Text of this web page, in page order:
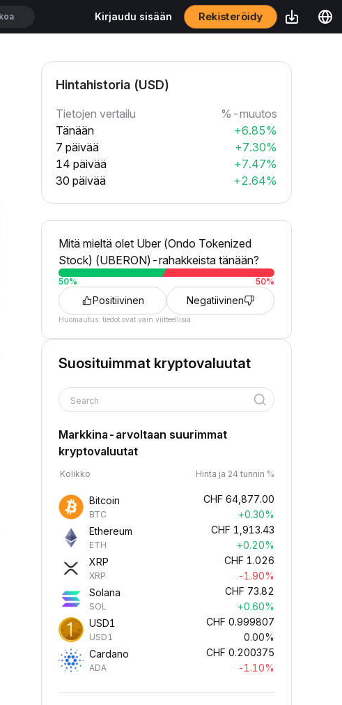
Kirjaudu sisään Rekisteröidy
Hintahistoria (USD)
Tietojen vertailu
%-muutos
Tänään
+6.85%
7 päivää
+7.30%
14 päivää
+7.47%
30 päivää
+2.64%
Mitä mieltä olet Uber (Ondo Tokenized
Stock) (UBERON)-rahakkeista tänään?
50% 50%
Positiivinen Negatiivinen
Huomautus: tiedot ovat vain viitteellisiä.
Suosituimmat kryptovaluutat
Search
Markkina-arvoltaan suurimmat
kryptovaluutat
Kolikko Hinta ja 24 tunnin %
Bitcoin
BTC
CHF 64,877.00
+0.30%
Ethereum
ETH
CHF 1,913.43
+0.20%
XRP
XRP
CHF 1.026
-1.90%
Solana
SOL
CHF 73.82
+0.60%
USD1
USD1
CHF 0.999807
0.00%
Cardano
ADA
CHF 0.200375
-1.10%